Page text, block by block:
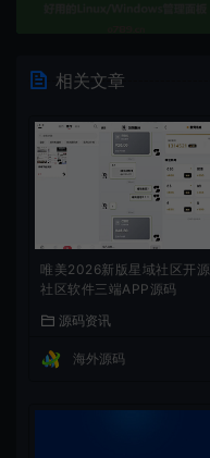
相关文章
唯美2026新版星域社区开源
社区软件三端APP源码
源码资讯
海外源码